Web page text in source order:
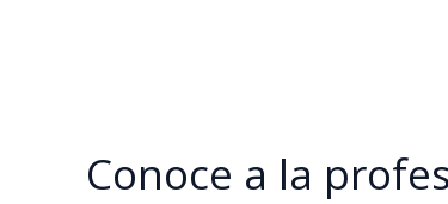
Conoce a la